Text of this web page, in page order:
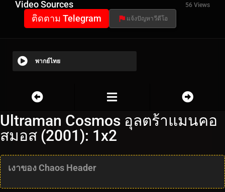
Video Sources 56 Views
ติดตาม Telegram แจ้งปัญหาวีดีโอ
พากย์ไทย
Ultraman Cosmos อุลตร้าแมนคอ
สมอส (2001): 1x2
เงาของ Chaos Header